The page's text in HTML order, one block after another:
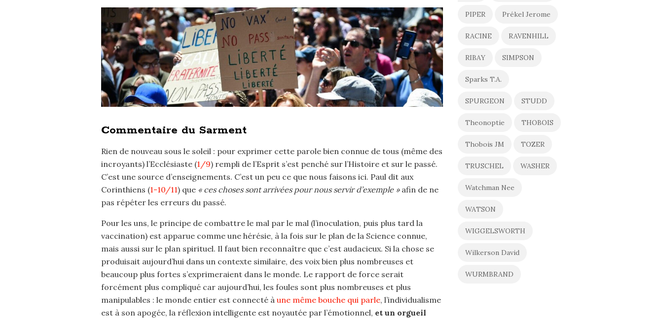
Commentaire du Sarment
Rien de nouveau sous le soleil : pour exprimer cette parole bien connue de tous (même des
incroyants) l’Ecclésiaste (1/9) rempli de l’Esprit s’est penché sur l’Histoire et sur le passé.
C’est une source d’enseignements. C’est un peu ce que nous faisons ici. Paul dit aux
Corinthiens (1-10/11) que « ces choses sont arrivées pour nous servir d’exemple » afin de ne
pas répéter les erreurs du passé.
Pour les uns, le principe de combattre le mal par le mal (l’inoculation, puis plus tard la
vaccination) est apparue comme une hérésie, à la fois sur le plan de la Science connue,
mais aussi sur le plan spirituel. Il faut bien reconnaître que c’est audacieux. Si la chose se
produisait aujourd’hui dans un contexte similaire, des voix bien plus nombreuses et
beaucoup plus fortes s’exprimeraient dans le monde. Le rapport de force serait
forcément plus compliqué car aujourd’hui, les foules sont plus nombreuses et plus
manipulables : le monde entier est connecté à une même bouche qui parle, l’individualisme
est à son apogée, la réflexion intelligente est noyautée par l’émotionnel, et un orgueil
PIPER Prékel Jerome
RACINE RAVENHILL
RIBAY SIMPSON
Sparks T.A.
SPURGEON STUDD
Theonoptie THOBOIS
Thobois JM TOZER
TRUSCHEL WASHER
Watchman Nee
WATSON
WIGGELSWORTH
Wilkerson David
WURMBRAND